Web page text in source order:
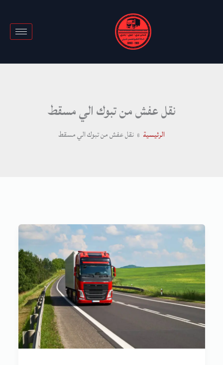
نقل عفش من تبوك الي مسقط
الرئيسية نقل عفش من تبوك الي مسقط